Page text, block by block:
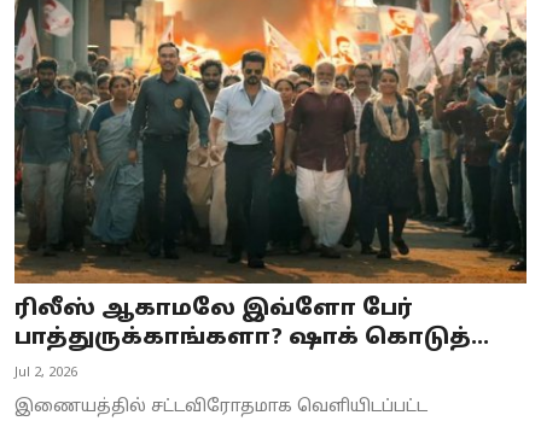
ரிலீஸ் ஆகாமலே இவ்ளோ பேர்
பாத்துருக்காங்களா? ஷாக் கொடுத்...
Jul 2, 2026
இணையத்தில் சட்டவிரோதமாக வெளியிடப்பட்ட